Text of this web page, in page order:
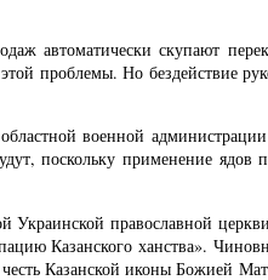
автоматически скупают
проблемы. Но бездействие
военной
поскольку применение ядов
православной
Казанского ханства».
Казанской иконы Божией